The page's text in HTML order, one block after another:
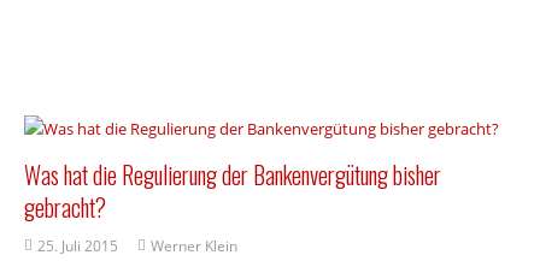
Was hat die Regulierung der Bankenvergütung bisher
gebracht?
25. Juli 2015
Werner Klein